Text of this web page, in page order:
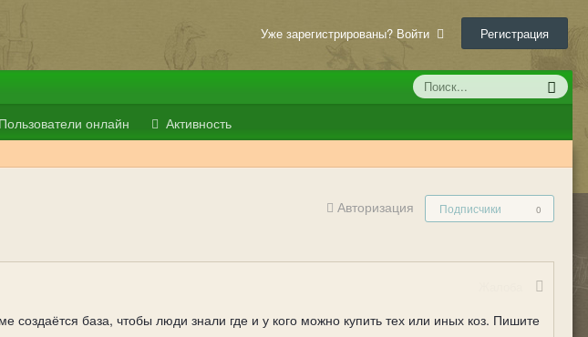
Уже зарегистрированы? Войти Регистрация
Пользователи онлайн Активность
Авторизация Подписчики 0
база, чтобы люди знали где и у кого можно купить тех или иных коз. Пишите